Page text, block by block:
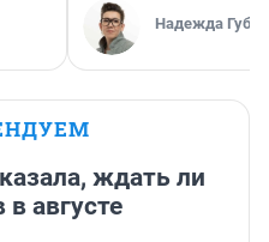
Надежда
ждать ли
августе